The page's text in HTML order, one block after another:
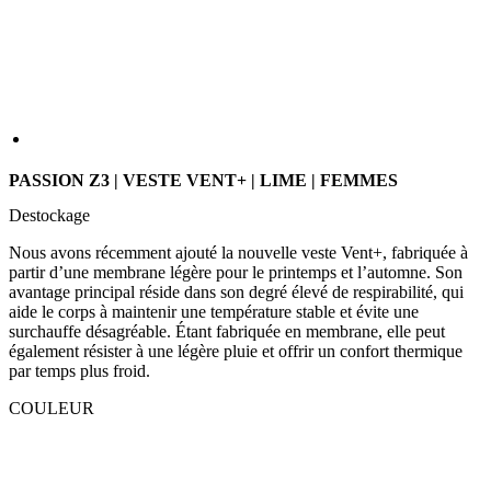
PASSION Z3 | VESTE VENT+ | LIME | FEMMES
Destockage
Nous avons récemment ajouté la nouvelle veste Vent+, fabriquée à
partir d’une membrane légère pour le printemps et l’automne. Son
avantage principal réside dans son degré élevé de respirabilité, qui
aide le corps à maintenir une température stable et évite une
surchauffe désagréable. Étant fabriquée en membrane, elle peut
également résister à une légère pluie et offrir un confort thermique
par temps plus froid.
COULEUR